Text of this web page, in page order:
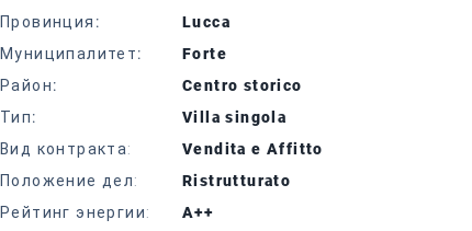
Провинция :
Lucca
Муниципалитет:
Forte
Район:
Centro storico
Тип:
Villa singola
Вид контракта:
Vendita e Affitto
Положение дел:
Ristrutturato
Рейтинг энергии:
A++